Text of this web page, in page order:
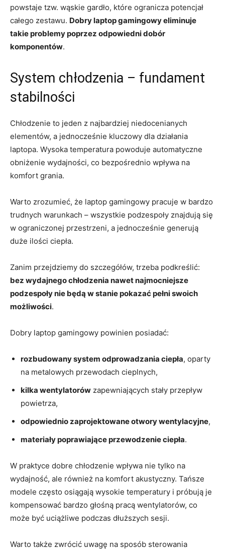
powstaje tzw. wąskie gardło, które ogranicza potencjał
całego zestawu. Dobry laptop gamingowy eliminuje
takie problemy poprzez odpowiedni dobór
komponentów.
System chłodzenia – fundament
stabilności
Chłodzenie to jeden z najbardziej niedocenianych
elementów, a jednocześnie kluczowy dla działania
laptopa. Wysoka temperatura powoduje automatyczne
obniżenie wydajności, co bezpośrednio wpływa na
komfort grania.
Warto zrozumieć, że laptop gamingowy pracuje w bardzo
trudnych warunkach – wszystkie podzespoły znajdują się
w ograniczonej przestrzeni, a jednocześnie generują
duże ilości ciepła.
Zanim przejdziemy do szczegółów, trzeba podkreślić:
bez wydajnego chłodzenia nawet najmocniejsze
podzespoły nie będą w stanie pokazać pełni swoich
możliwości.
Dobry laptop gamingowy powinien posiadać:
rozbudowany system odprowadzania ciepła, oparty
na metalowych przewodach cieplnych,
kilka wentylatorów zapewniających stały przepływ
powietrza,
odpowiednio zaprojektowane otwory wentylacyjne,
materiały poprawiające przewodzenie ciepła.
W praktyce dobre chłodzenie wpływa nie tylko na
wydajność, ale również na komfort akustyczny. Tańsze
modele często osiągają wysokie temperatury i próbują je
kompensować bardzo głośną pracą wentylatorów, co
może być uciążliwe podczas dłuższych sesji.
Warto także zwrócić uwagę na sposób sterowania